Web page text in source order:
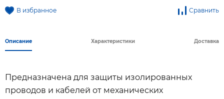
В избранное Сравнить
Описание Характеристики Доставка
Предназначена для защиты изолированных
проводов и кабелей от механических